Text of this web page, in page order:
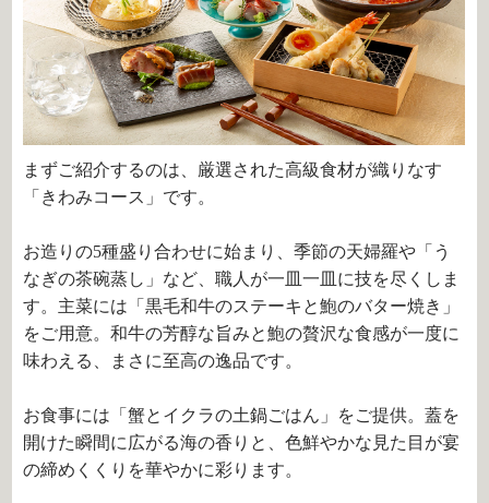
まずご紹介するのは、厳選された高級食材が織りなす
「きわみコース」です。
お造りの5種盛り合わせに始まり、季節の天婦羅や「う
なぎの茶碗蒸し」など、職人が一皿一皿に技を尽くしま
す。主菜には「黒毛和牛のステーキと鮑のバター焼き」
をご用意。和牛の芳醇な旨みと鮑の贅沢な食感が一度に
味わえる、まさに至高の逸品です。
お食事には「蟹とイクラの土鍋ごはん」をご提供。蓋を
開けた瞬間に広がる海の香りと、色鮮やかな見た目が宴
の締めくくりを華やかに彩ります。